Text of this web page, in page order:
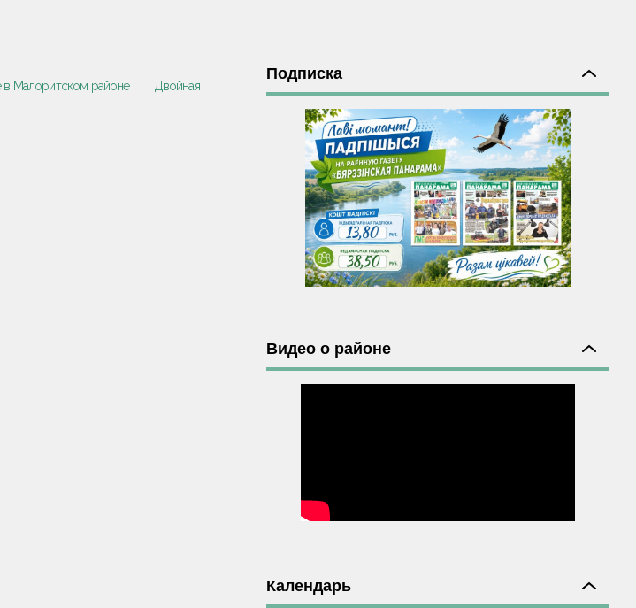
в Малоритском районе
Двойная
Подписка
Видео о районе
Календарь